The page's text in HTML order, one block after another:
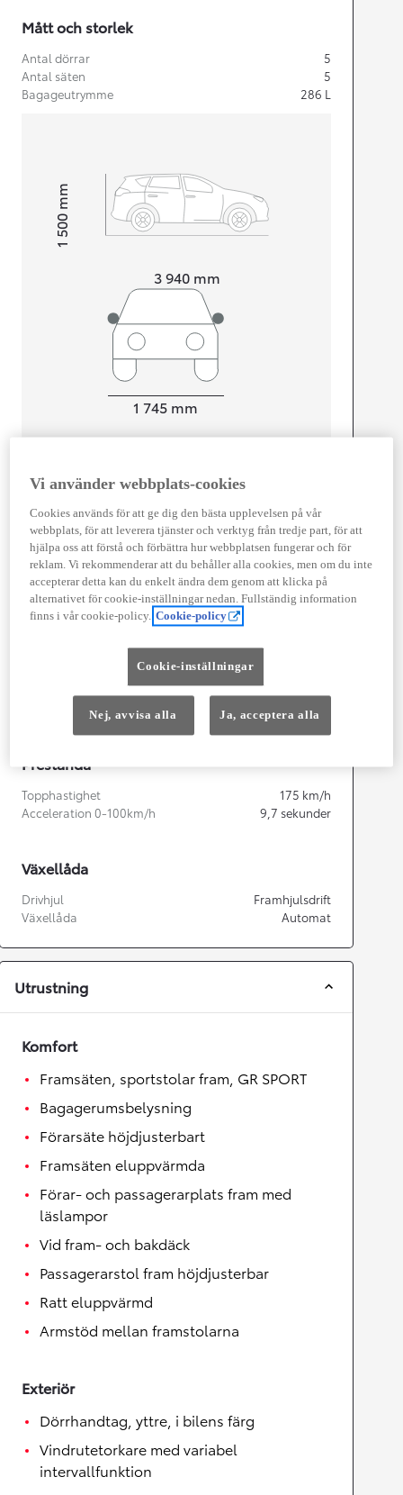
Mått och storlek
Antal dörrar
5
Antal säten
5
Bagageutrymme
286 L
3 940 mm
Height1 500
mm
1 745 mm
Föbrukning
Förbrukning 4,3 l/100 km
Euro Class
EURO 6
Kombinerad Co2 97g/km
kw (116 hk)
Prestanda
Topphastighet 175 km/h
Acceleration 0-100km/h
9,7 sekunder
Växellåda
Drivhjul
Framhjulsdrift
Växellåda
Automat
Utrustning
Komfort
Framsäten, sportstolar fram, GR SPORT
Bagagerumsbelysning
Förarsäte höjdjusterbart
Framsäten eluppvärmda
Förar- och passagerarplats fram med
läslampor
Vid fram- och bakdäck
Passagerarstol fram höjdjusterbar
Ratt eluppvärmd
Armstöd mellan framstolarna
Exteriör
Dörrhandtag, yttre, i bilens färg
Vindrutetorkare med variabel
intervallfunktion
Vi använder webbplats-cookies
Cookies används för att ge dig den bästa upplevelsen på vår
webbplats, för att leverera tjänster och verktyg från tredje part, för att
hjälpa oss att förstå och förbättra hur webbplatsen fungerar och för
reklam. Vi rekommenderar att du behåller alla cookies, men om du inte
accepterar detta kan du enkelt ändra dem genom att klicka på
alternativet för cookie-inställningar nedan. Fullständig information
finns i vår cookie-policy. Cookie-policy
Cookie-inställningar
Nej, avvisa alla Ja, acceptera alla